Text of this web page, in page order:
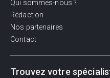
Qui sommes-nous ?
Rédaction
Nos partenaires
Contact
Trouvez votre